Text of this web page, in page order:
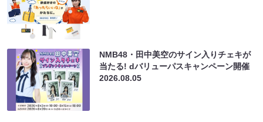
NMB48・田中美空のサイン入りチェキが
当たる! dバリューパスキャンペーン開催
2026.08.05